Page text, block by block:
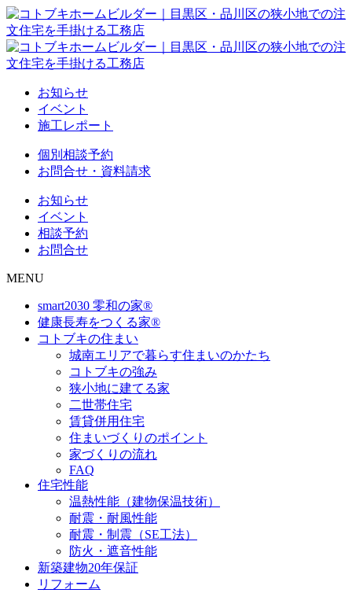
お知らせ
イベント
施工レポート
個別相談予約
お問合せ・資料請求
お知らせ
イベント
相談予約
お問合せ
MENU
smart2030 零和の家®
健康長寿をつくる家®
コトブキの住まい
城南エリアで暮らす住まいのかたち
コトブキの強み
狭小地に建てる家
二世帯住宅
賃貸併用住宅
住まいづくりのポイント
家づくりの流れ
FAQ
住宅性能
温熱性能（建物保温技術）
耐震・耐風性能
耐震・制震（SE工法）
防火・遮音性能
新築建物20年保証
リフォーム